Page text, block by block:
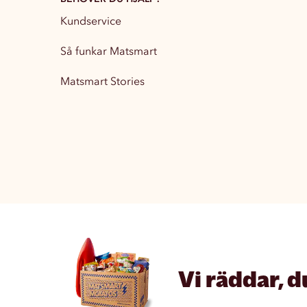
Partytillbehör
Kundservice
Så funkar Matsmart
Matsmart Stories
Vi räddar,